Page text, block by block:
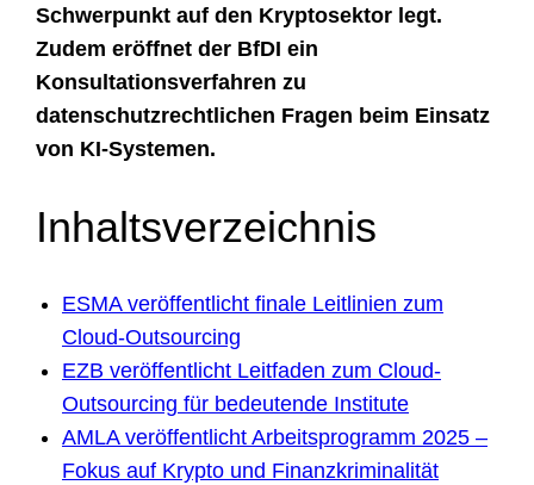
Schwerpunkt auf den Kryptosektor legt.
Zudem eröffnet der BfDI ein
Konsultationsverfahren zu
datenschutzrechtlichen Fragen beim Einsatz
von KI-Systemen.
Inhaltsverzeichnis
ESMA veröffentlicht finale Leitlinien zum
Cloud-Outsourcing
EZB veröffentlicht Leitfaden zum Cloud-
Outsourcing für bedeutende Institute
AMLA veröffentlicht Arbeitsprogramm 2025 –
Fokus auf Krypto und Finanzkriminalität